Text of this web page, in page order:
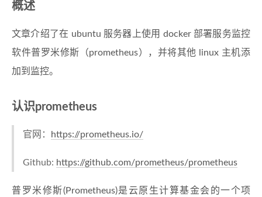
概述
文章介绍了在 ubuntu 服务器上使用 docker 部署服务监控
软件普罗米修斯（prometheus），并将其他 linux 主机添
加到监控。
认识prometheus
官网： https://prometheus.io/
Github: https://github.com/prometheus/prometheus
普罗米修斯(Prometheus)是云原生计算基金会的一个项